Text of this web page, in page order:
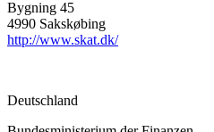
Bygning 45
4990 Sakskøbing
http://www.skat.dk/
Deutschland